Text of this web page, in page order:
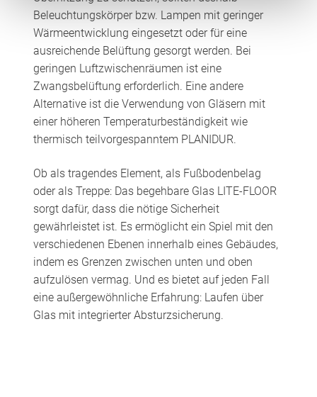
Beleuchtungskörper bzw. Lampen mit geringer
Wärmeentwicklung eingesetzt oder für eine
ausreichende Belüftung gesorgt werden. Bei
geringen Luftzwischenräumen ist eine
Zwangsbelüftung erforderlich. Eine andere
Alternative ist die Verwendung von Gläsern mit
einer höheren Temperaturbeständigkeit wie
thermisch teilvorgespanntem PLANIDUR.
Ob als tragendes Element, als Fußbodenbelag
oder als Treppe: Das begehbare Glas LITE-FLOOR
sorgt dafür, dass die nötige Sicherheit
gewährleistet ist. Es ermöglicht ein Spiel mit den
verschiedenen Ebenen innerhalb eines Gebäudes,
indem es Grenzen zwischen unten und oben
aufzulösen vermag. Und es bietet auf jeden Fall
eine außergewöhnliche Erfahrung: Laufen über
Glas mit integrierter Absturzsicherung.